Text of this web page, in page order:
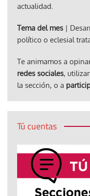
actualidad.
Tema del mes |
político o eclesial
Te animamos a
redes sociales,
la sección, o a
Tú cuentas